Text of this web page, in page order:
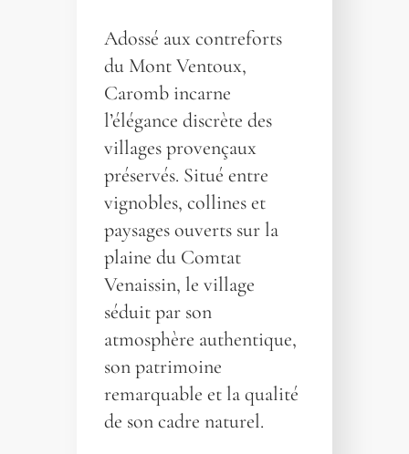
Adossé aux contreforts
du Mont Ventoux,
Caromb incarne
l’élégance discrète des
villages provençaux
préservés. Situé entre
vignobles, collines et
paysages ouverts sur la
plaine du Comtat
Venaissin, le village
séduit par son
atmosphère authentique,
son patrimoine
remarquable et la qualité
de son cadre naturel.